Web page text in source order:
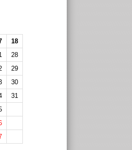
18
28
29
30
31